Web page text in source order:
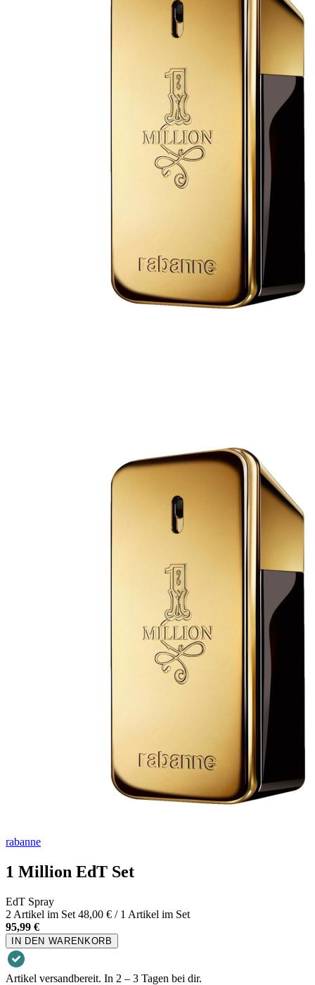
rabanne
1 Million EdT Set
EdT Spray
2 Artikel im Set 48,00 € / 1 Artikel im Set
95,99 €
IN DEN WARENKORB
Artikel versandbereit. In 2 – 3 Tagen bei dir.